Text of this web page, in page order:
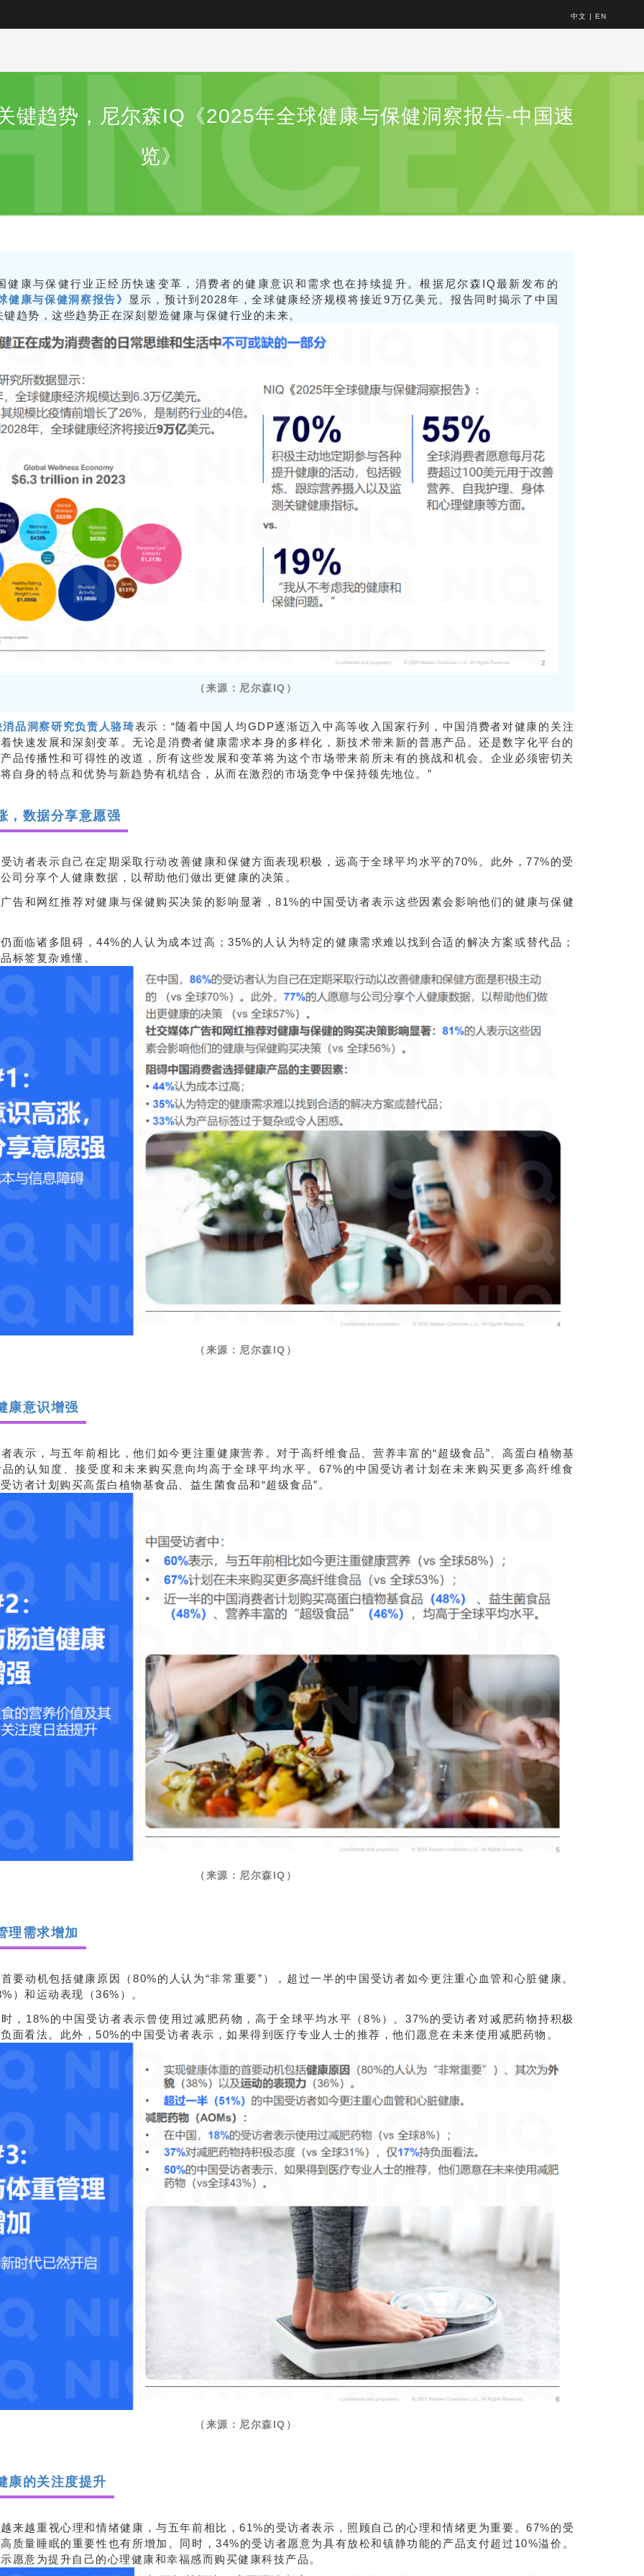
中文 | EN
键趋势，尼尔森IQ《2025年全球健康与保健洞察报告-中国速
览》
健康与保健行业正经历快速变革，消费者的健康意识和需求也在持续提升。根据尼尔森IQ最新发布的
健康与保健洞察报告》
显示，预计到2028年，全球健康经济规模将接近9万亿美元。报告同时揭示了中国
趋势，这些趋势正在深刻塑造健康与保健行业的未来。
（来源：尼尔森IQ）
品洞察研究负责人骆琦表示：“随着中国人均GDP逐渐迈入中高等收入国家行列，中国消费者对健康的关注
快速发展和深刻变革。无论是消费者健康需求本身的多样化，新技术带来新的普惠产品。还是数字化平台的
品传播性和可得性的改道，所有这些发展和变革将为这个市场带来前所未有的挑战和机会。企业必须密切关
自身的特点和优势与新趋势有机结合，从而在激烈的市场竞争中保持领先地位。”
，数据分享意愿强
访者表示自己在定期采取行动改善健康和保健方面表现积极，远高于全球平均水平的70%。此外，77%的受
司分享个人健康数据，以帮助他们做出更健康的决策。
告和网红推荐对健康与保健购买决策的影响显著，81%的中国受访者表示这些因素会影响他们的健康与保健
面临诸多阻碍，44%的人认为成本过高；35%的人认为特定的健康需求难以找到合适的解决方案或替代品；
标签复杂难懂。
（来源：尼尔森IQ）
康意识增强
表示，与五年前相比，他们如今更注重健康营养。对于高纤维食品、营养丰富的“超级食品”、高蛋白植物基
的认知度、接受度和未来购买意向均高于全球平均水平。67%的中国受访者计划在未来购买更多高纤维食
访者计划购买高蛋白植物基食品、益生菌食品和“超级食品”。
（来源：尼尔森IQ）
理需求增加
要动机包括健康原因（80%的人认为“非常重要”），超过一半的中国受访者如今更注重心血管和心脏健康。
）和运动表现（36%）。
，18%的中国受访者表示曾使用过减肥药物，高于全球平均水平（8%）。37%的受访者对减肥药物持积极
面看法。此外，50%的中国受访者表示，如果得到医疗专业人士的推荐，他们愿意在未来使用减肥药物。
（来源：尼尔森IQ）
康的关注度提升
来越重视心理和情绪健康，与五年前相比，61%的受访者表示，照顾自己的心理和情绪更为重要。67%的受
质量睡眠的重要性也有所增加。同时，34%的受访者愿意为具有放松和镇静功能的产品支付超过10%溢价。
愿意为提升自己的心理健康和幸福感而购买健康科技产品。